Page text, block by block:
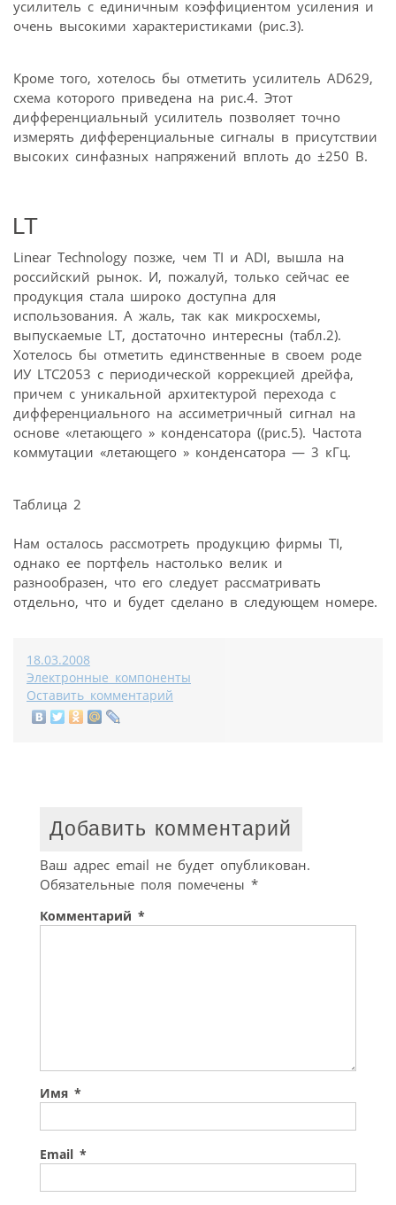
усилитель с единичным коэффициентом усиления и
очень высокими характеристиками (рис.3).
Кроме того, хотелось бы отметить усилитель AD629,
схема которого приведена на рис.4. Этот
дифференциальный усилитель позволяет точно
измерять дифференциальные сигналы в присутствии
высоких синфазных напряжений вплоть до ±250 В.
LT
Linear Technology позже, чем TI и ADI, вышла на
российский рынок. И, пожалуй, только сейчас ее
продукция стала широко доступна для
использования. А жаль, так как микросхемы,
выпускаемые LT, достаточно интересны (табл.2).
Хотелось бы отметить единственные в своем роде
ИУ LTC2053 с периодической коррекцией дрейфа,
причем с уникальной архитектурой перехода с
дифференциального на ассиметричный сигнал на
основе «летающего » конденсатора ((рис.5). Частота
коммутации «летающего » конденсатора — 3 кГц.
Таблица 2
Нам осталось рассмотреть продукцию фирмы TI,
однако ее портфель настолько велик и
разнообразен, что его следует рассматривать
отдельно, что и будет сделано в следующем номере.
18.03.2008
Электронные компоненты
Оставить комментарий
Добавить комментарий
Ваш адрес email не будет опубликован.
Обязательные поля помечены *
Комментарий *
Имя *
Email *